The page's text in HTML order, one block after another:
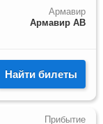
Армавир
Армавир АВ
Найти билеты